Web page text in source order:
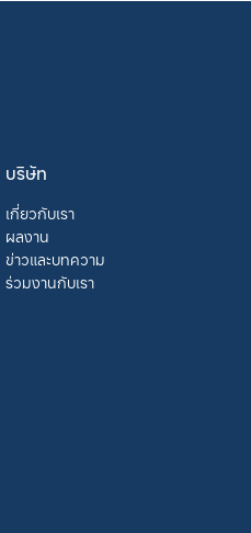
บริษัท
เกี่ยวกับเรา
ผลงาน
ข่าวและบทความ
ร่วมงานกับเรา